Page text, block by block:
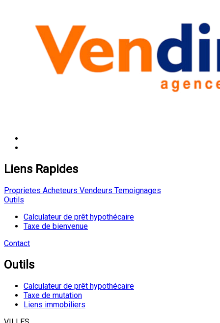
Liens Rapides
Proprietes Acheteurs Vendeurs Temoignages
Outils
Calculateur de prêt hypothécaire
Taxe de bienvenue
Contact
Outils
Calculateur de prêt hypothécaire
Taxe de mutation
Liens immobiliers